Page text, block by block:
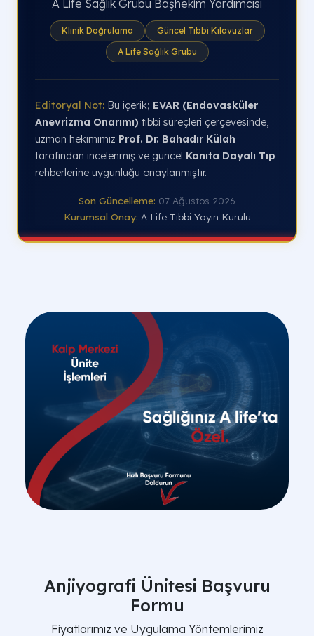
A Life Sağlık Grubu Başhekim Yardımcısı
Klinik Doğrulama
Güncel Tıbbi Kılavuzlar
A Life Sağlık Grubu
Editoryal Not: Bu içerik; EVAR (Endovasküler
Anevrizma Onarımı) tıbbi süreçleri çerçevesinde,
uzman hekimimiz Prof. Dr. Bahadır Külah
tarafından incelenmiş ve güncel Kanıta Dayalı Tıp
rehberlerine uygunluğu onaylanmıştır.
Son Güncelleme: 07 Ağustos 2026
Kurumsal Onay: A Life Tıbbi Yayın Kurulu
Anjiyografi Ünitesi Başvuru
Formu
Fiyatlarımız ve Uygulama Yöntemlerimiz